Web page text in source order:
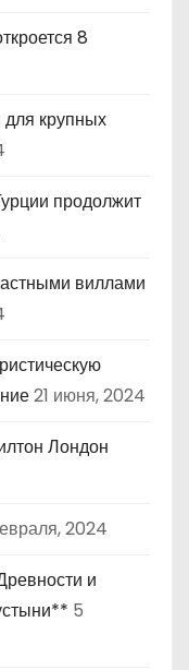
8
крупных
продолжит
виллами
21 июня, 2024
Лондон
2024
и
5